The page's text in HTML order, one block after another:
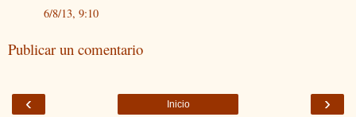
6/8/13, 9:10
Publicar un comentario
‹ ›
Inicio